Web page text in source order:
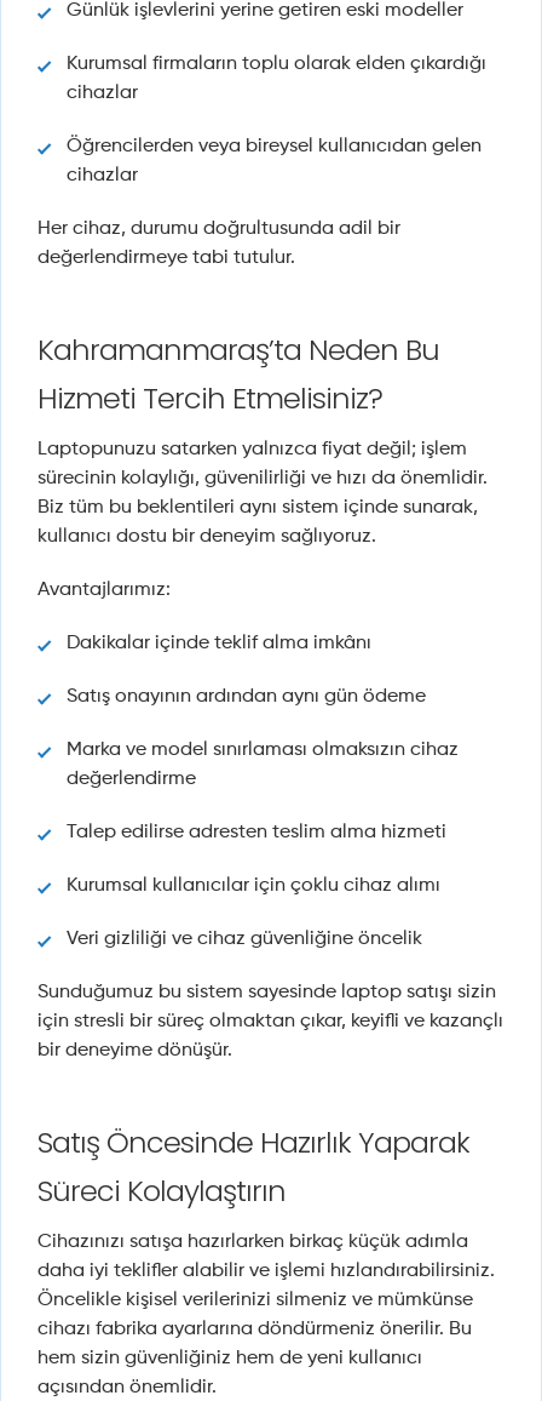
Günlük işlevlerini yerine getiren eski modeller
Kurumsal firmaların toplu olarak elden çıkardığı
cihazlar
Öğrencilerden veya bireysel kullanıcıdan gelen
cihazlar
Her cihaz, durumu doğrultusunda adil bir
değerlendirmeye tabi tutulur.
Kahramanmaraş’ta Neden Bu
Hizmeti Tercih Etmelisiniz?
Laptopunuzu satarken yalnızca fiyat değil; işlem
sürecinin kolaylığı, güvenilirliği ve hızı da önemlidir.
Biz tüm bu beklentileri aynı sistem içinde sunarak,
kullanıcı dostu bir deneyim sağlıyoruz.
Avantajlarımız:
Dakikalar içinde teklif alma imkânı
Satış onayının ardından aynı gün ödeme
Marka ve model sınırlaması olmaksızın cihaz
değerlendirme
Talep edilirse adresten teslim alma hizmeti
Kurumsal kullanıcılar için çoklu cihaz alımı
Veri gizliliği ve cihaz güvenliğine öncelik
Sunduğumuz bu sistem sayesinde laptop satışı sizin
için stresli bir süreç olmaktan çıkar, keyifli ve kazançlı
bir deneyime dönüşür.
Satış Öncesinde Hazırlık Yaparak
Süreci Kolaylaştırın
Cihazınızı satışa hazırlarken birkaç küçük adımla
daha iyi teklifler alabilir ve işlemi hızlandırabilirsiniz.
Öncelikle kişisel verilerinizi silmeniz ve mümkünse
cihazı fabrika ayarlarına döndürmeniz önerilir. Bu
hem sizin güvenliğiniz hem de yeni kullanıcı
açısından önemlidir.